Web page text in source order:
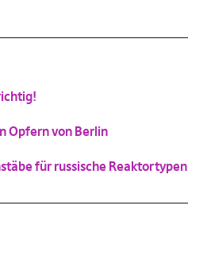
Vergrößern
Opfern von Berlin
für russische Reaktortypen